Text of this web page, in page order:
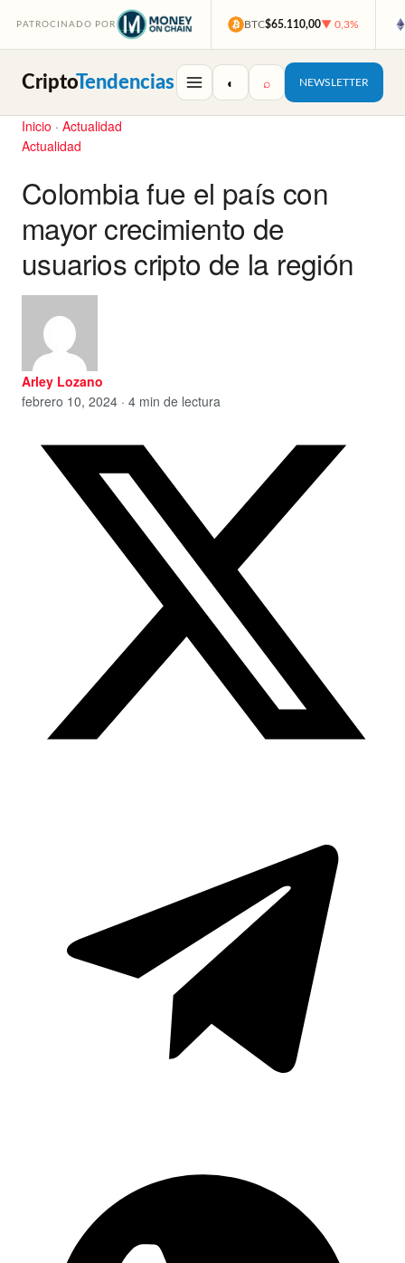
PATROCINADO POR BTC$65.110,00▼ 0,3%
CriptoTendencias ◐ ⌕ NEWSLETTER
Inicio · Actualidad
Actualidad
Colombia fue el país con
mayor crecimiento de
usuarios cripto de la región
Arley Lozano
febrero 10, 2024 · 4 min de lectura